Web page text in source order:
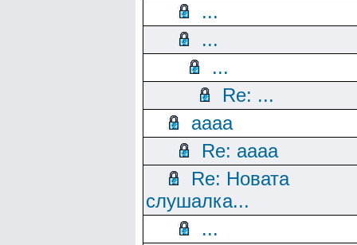
...
...
...
Re: ...
aaaa
Re: aaaa
Re: Новата
слушалка...
...